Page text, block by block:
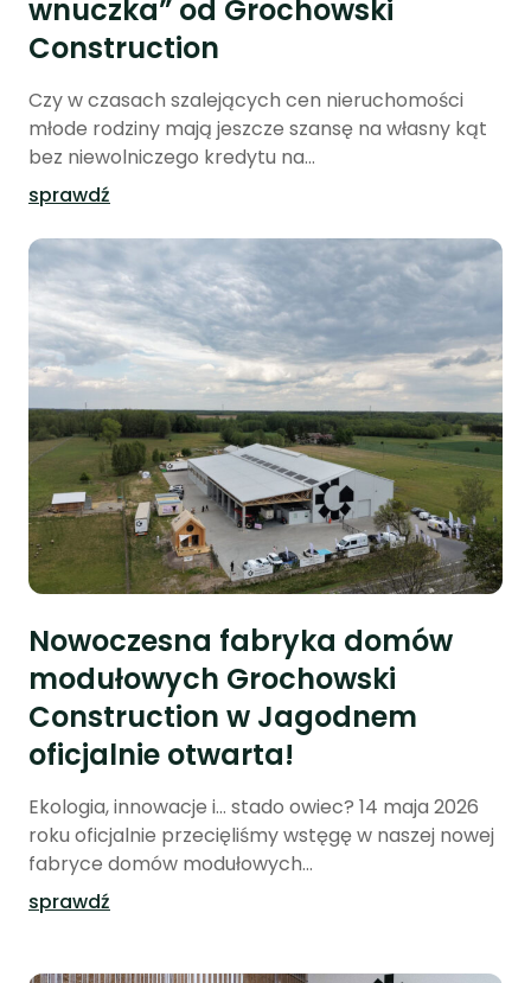
wnuczka” od Grochowski
Construction
Czy w czasach szalejących cen nieruchomości
młode rodziny mają jeszcze szansę na własny kąt
bez niewolniczego kredytu na...
sprawdź
Nowoczesna fabryka domów
modułowych Grochowski
Construction w Jagodnem
oficjalnie otwarta!
Ekologia, innowacje i… stado owiec? 14 maja 2026
roku oficjalnie przecięliśmy wstęgę w naszej nowej
fabryce domów modułowych...
sprawdź